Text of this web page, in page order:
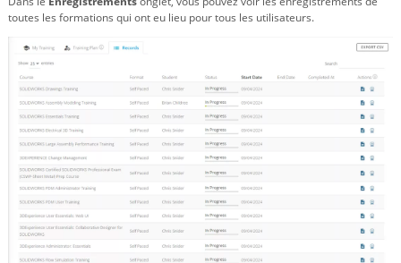
toutes les formations qui ont eu lieu pour tous les utilisateurs.